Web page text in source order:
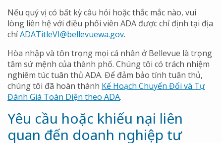
Nếu quý vị có bất kỳ câu hỏi hoặc thắc mắc nào, vui
lòng liên hệ với điều phối viên ADA được chỉ định tại địa
chỉADATitleVI@bellevuewa.gov.
Hòa nhập và tôn trọng mọi cá nhân ở Bellevue là trọng
tâm sứ mệnh của thành phố. Chúng tôi có trách nhiệm
nghiêm túc tuân thủ ADA. Để đảm bảo tính tuân thủ,
chúng tôi đã hoàn thành Kế Hoạch Chuyển Đổi và Tự
Đánh Giá Toàn Diện theo ADA.
Yêu cầu hoặc khiếu nại liên
quan đến doanh nghiệp tư